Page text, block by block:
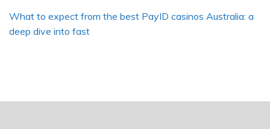
What to expect from the best PayID casinos Australia: a
deep dive into fast